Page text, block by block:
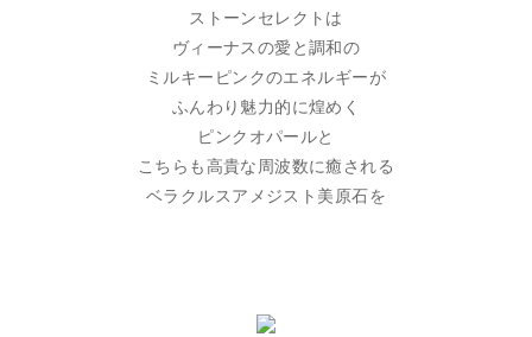
ストーンセレクトは
ヴィーナスの愛と調和の
ミルキーピンクのエネルギーが
ふんわり魅力的に煌めく
ピンクオパールと
こちらも高貴な周波数に癒される
ベラクルスアメジスト美原石を